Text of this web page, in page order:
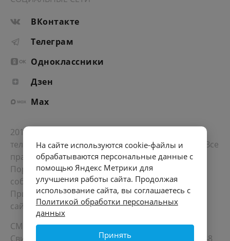
ВКонтакте
Телеграм
Одноклассники
Дзен
Max
2012-2026 © Портал «Электронное интернет-
телевидение правительства Санкт-Петербурга». Все
права защищены.
Портал Санкт-Петербурга- о его людях, жизни,
событиях, последних новостях.
При перепечатке материалов, прямая ссылка на
сайт обязательна. Возрастное ограничение 12+.
СМИ
Свидетельство Роскомнадзора ЭЛ № ФС 77 - 72748
На сайте используются cookie-файлы и
обрабатываются персональные данные с
помощью Яндекс Метрики для
улучшения работы сайта. Продолжая
использование сайта, вы соглашаетесь с
Политикой обработки персональных
данных
Принять